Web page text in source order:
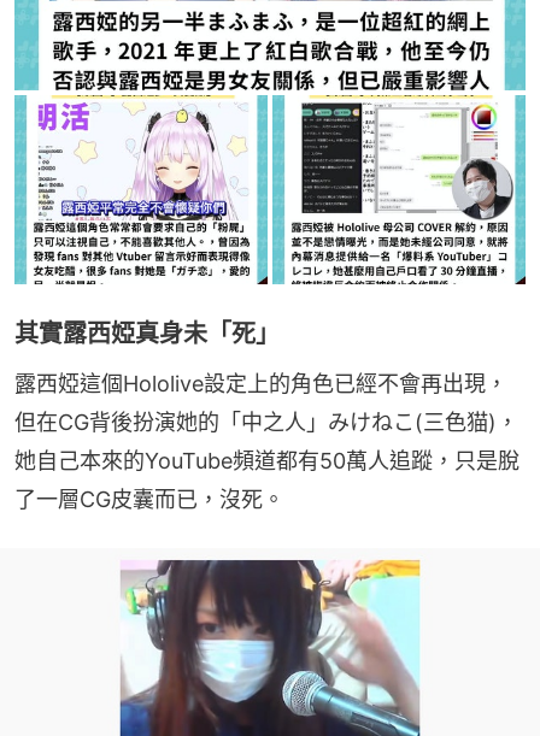
其實露西婭真身未「死」
露西婭這個Hololive設定上的角色已經不會再出現，
但在CG背後扮演她的「中之人」みけねこ(三色猫)，
她自己本來的YouTube頻道都有50萬人追蹤，只是脫
了一層CG皮囊而已，沒死。